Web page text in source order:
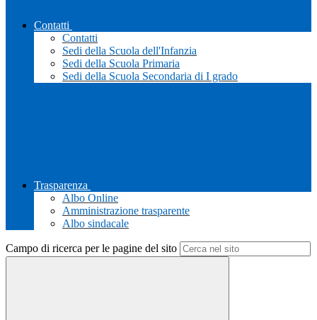
Contatti
Contatti
Sedi della Scuola dell'Infanzia
Sedi della Scuola Primaria
Sedi della Scuola Secondaria di I grado
Trasparenza
Albo Online
Amministrazione trasparente
Albo sindacale
Campo di ricerca per le pagine del sito